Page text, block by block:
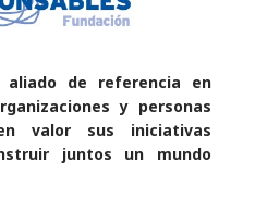
aliado de referencia en
y personas
valor sus iniciativas
juntos un mundo